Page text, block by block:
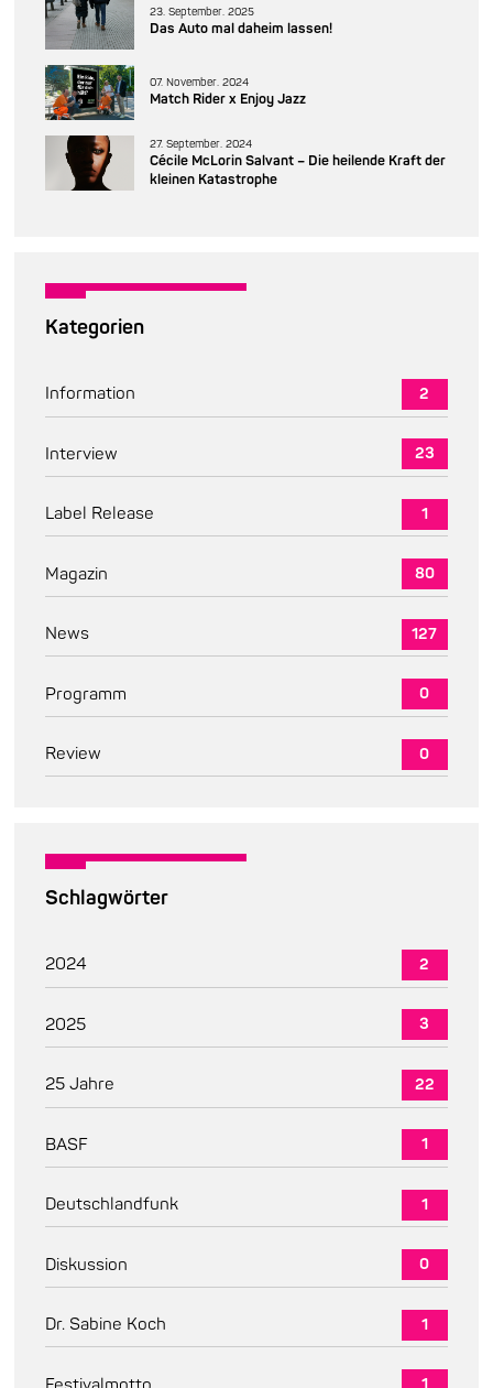
23. September. 2025
Das Auto mal daheim lassen!
07. November. 2024
Match Rider x Enjoy Jazz
27. September. 2024
Cécile McLorin Salvant – Die heilende Kraft der
kleinen Katastrophe
Kategorien
Information 2
Interview 23
Label Release 1
Magazin 80
News 127
Programm 0
Review 0
Schlagwörter
2024 2
2025 3
25 Jahre 22
BASF 1
Deutschlandfunk 1
Diskussion 0
Dr. Sabine Koch 1
1